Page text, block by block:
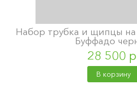
Набор трубка и щипцы на
Буффадо
28 500
В корзину